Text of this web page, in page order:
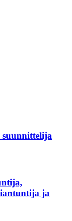
suunnittelija
ja